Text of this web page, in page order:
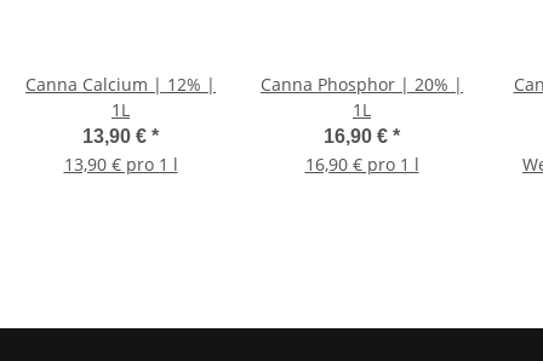
Canna Calcium | 12% |
1L
13,90 € *
13,90 € pro 1 l
Canna Phosphor | 20% |
1L
16,90 € *
16,90 € pro 1 l